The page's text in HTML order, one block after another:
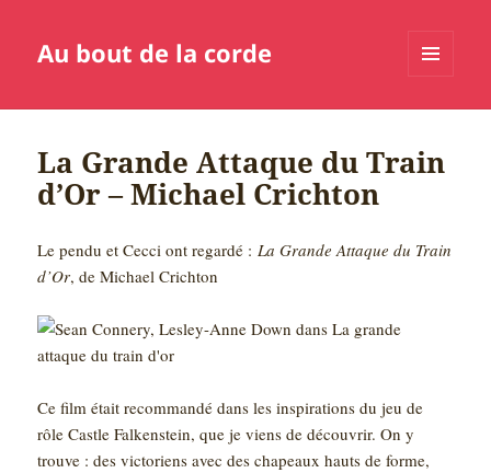
Au bout de la corde
La Grande Attaque du Train
d’Or – Michael Crichton
Le pendu et Cecci ont regardé :La Grande Attaque du Train
d’Or, de Michael Crichton
Ce film était recommandé dans les inspirations du jeu de
rôle Castle Falkenstein, que je viens de découvrir. On y
trouve : des victoriens avec des chapeaux hauts de forme,